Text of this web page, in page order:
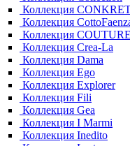
Коллекция
Коллекция
Коллекция COUTURE
Коллекция Crea-La
Коллекция Dama
Коллекция Ego
Коллекция Explorer
Коллекция Fili
Коллекция Gea
Коллекция I Marmi
Коллекция Inedito